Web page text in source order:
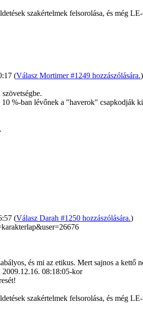
szakértelmek felsorolása, és még
(Válasz Mortimer #1249 hozzászólására.)
%-ban lévőnek a "haverok" csapkodják
(Válasz Darah #1250 hozzászólására.)
és mi az etikus. Mert sajnos a kettő
2009.12.16. 08:18:05-kor
szakértelmek felsorolása, és még